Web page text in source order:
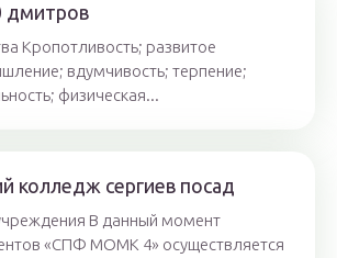
дмитров
Кропотливость; развитое
вдумчивость; терпение;
физическая...
колледж сергиев посад
В данный момент
«СПФ МОМК 4» осуществляется